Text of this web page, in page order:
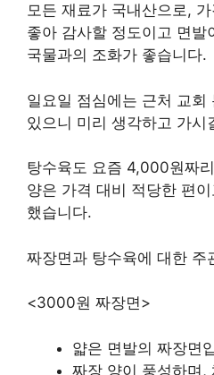
모든 재료가 국내산으로,
좋아 감사할 정도이고 면발
국물과의 조화가 좋습니다.
일요일 점심에는 근처 교회
있으니 미리 생각하고 가시
탕수육도 요즘 4,000원짜
양은 가격 대비 적당한 편
했습니다.
짜장면과 탕수육에 대한 주
<3000원 짜장면>
얇은 면발의 짜장면
짜장 양이 풍성하며,